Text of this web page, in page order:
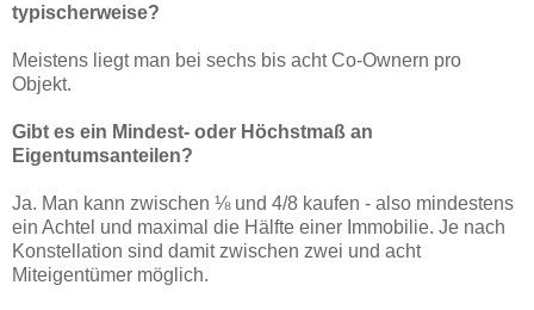
typischerweise?
Meistens liegt man bei sechs bis acht Co-Ownern pro
Objekt.
Gibt es ein Mindest- oder Höchstmaß an
Eigentumsanteilen?
Ja. Man kann zwischen ⅛ und 4/8 kaufen - also mindestens
ein Achtel und maximal die Hälfte einer Immobilie. Je nach
Konstellation sind damit zwischen zwei und acht
Miteigentümer möglich.